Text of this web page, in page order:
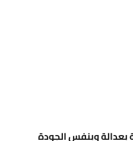
بعدالة وبنفس الجودة